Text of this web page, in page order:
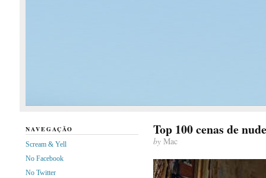
Top 100 cenas de
byMac
NAVEGAÇÃO
Scream & Yell
No Facebook
No Twitter